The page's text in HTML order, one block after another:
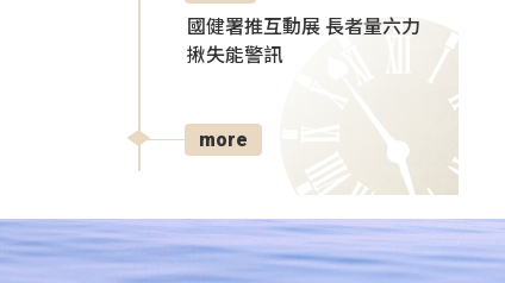
國健署推互動展 長者量六力
揪失能警訊
more